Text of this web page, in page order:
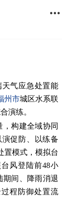

气应急处置能
州市城区水系联
演练。
构建全域协同
促防、以练备
置模式，模拟台
风登陆前48小
期间、降雨消退
程防御处置流